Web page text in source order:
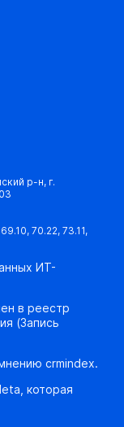
р-н, г.
70.22, 73.11,
ИТ-
в реестр
(Запись
crmindex.
которая